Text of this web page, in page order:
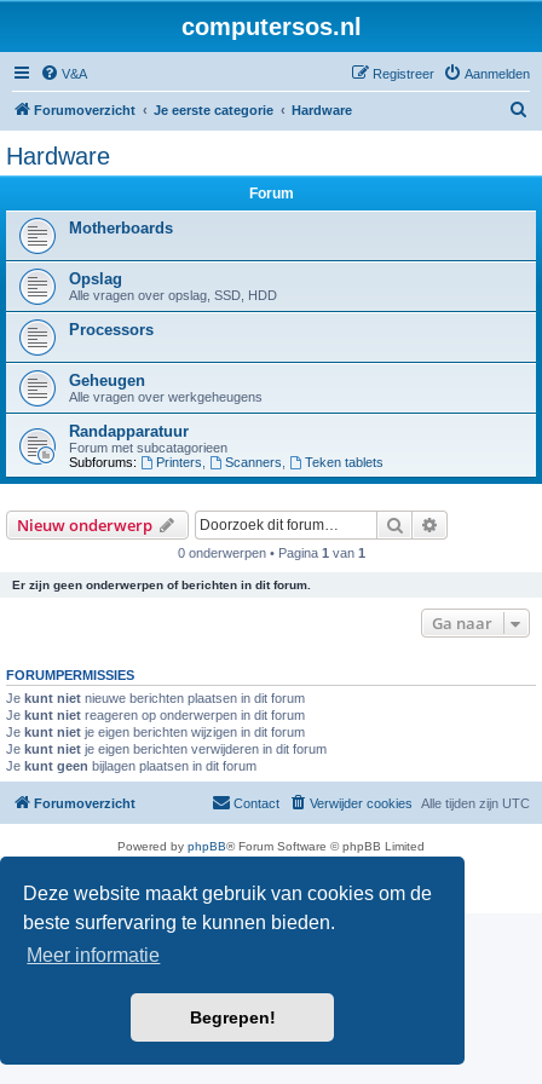
Deze website maakt gebruik van cookies om de
beste surfervaring te kunnen bieden.
Meer informatie
Begrepen!
computersos.nl
V&A Aanmelden
Registreer
Forumoverzicht Je eerste categorie Hardware
Hardware
Forum
Motherboards
Opslag
Alle vragen over opslag, SSD, HDD
Processors
Geheugen
Alle vragen over werkgeheugens
Randapparatuur
Forum met subcatagorieen
Subforums:
Printers Scanners Teken tablets
Nieuw onderwerp Zoek
0 onderwerpen • Pagina 1 van 1
Er zijn geen onderwerpen of berichten in dit forum.
Ga naar
FORUMPERMISSIES
Je kunt niet nieuwe berichten plaatsen in dit forum
Je kunt niet reageren op onderwerpen in dit forum
Je kunt niet je eigen berichten wijzigen in dit forum
Je kunt niet je eigen berichten verwijderen in dit forum
Je kunt geen bijlagen plaatsen in dit forum
Forumoverzicht Alle tijden zijn UTC
Verwijder cookies
Contact
Powered by phpBB® Forum Software © phpBB Limited
Privacy|Gebruikersvoorwaarden